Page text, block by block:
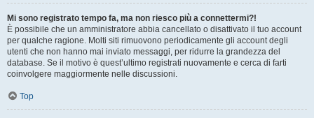
Mi sono registrato tempo fa, ma non riesco più a connettermi?!
È possibile che un amministratore abbia cancellato o disattivato il tuo account
per qualche ragione. Molti siti rimuovono periodicamente gli account degli
utenti che non hanno mai inviato messaggi, per ridurre la grandezza del
database. Se il motivo è quest’ultimo registrati nuovamente e cerca di farti
coinvolgere maggiormente nelle discussioni.
Top